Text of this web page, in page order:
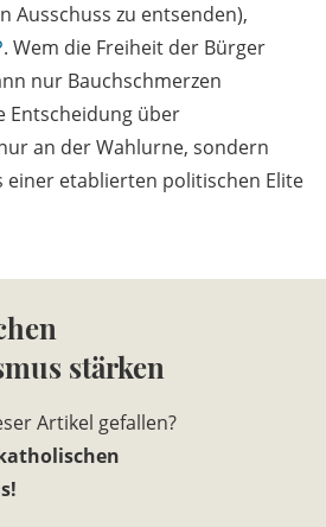
Ausschuss zu entsenden),
. Wem die Freiheit der Bürger
nur Bauchschmerzen
Entscheidung über
an der Wahlurne, sondern
einer etablierten politischen Elite
stärken
Artikel gefallen?